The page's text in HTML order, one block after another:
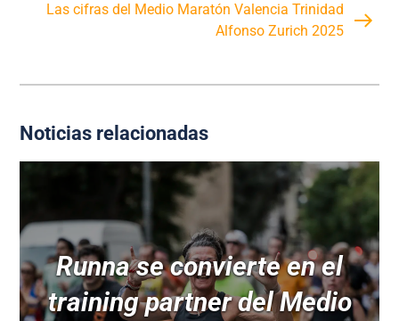
Las cifras del Medio Maratón Valencia Trinidad
Alfonso Zurich 2025
Noticias relacionadas
Runna se convierte en el
training partner del Medio